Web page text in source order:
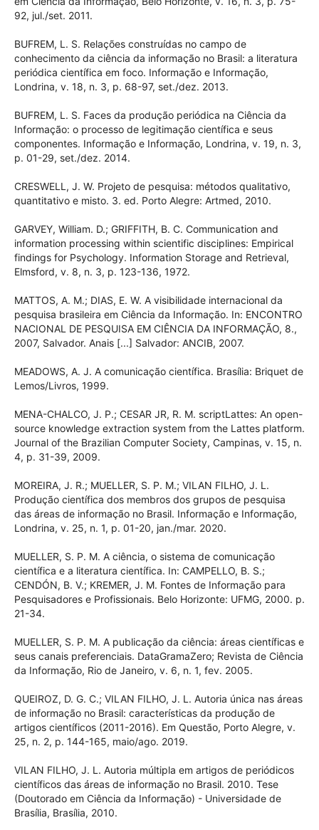
ARBOIT, A. E.; BUFREM, L. S.; GONZÁLEZ, J. A. M. A produção
reflexo de institucionalização científica. Perspectivas em
Ciência da Informação, Belo Horizonte, v. 16, n. 3, p. 75-92,
jul./set. 2011.
conhecimento da ciência da informação no Brasil: a
literatura periódica científica em foco. Informação e
Informação, Londrina, v. 18, n. 3, p. 68-97, set./dez. 2013.
Informação: o processo de legitimação científica e seus
componentes. Informação e Informação, Londrina, v. 19, n.
CRESWELL, J. W. Projeto de pesquisa: métodos qualitativo,
quantitativo e misto. 3. ed. Porto Alegre: Artmed, 2010.
information processing within scientific disciplines:
Empirical findings for Psychology. Information Storage and
Retrieval, Elmsford, v. 8, n. 3, p. 123-136, 1972.
pesquisa brasileira em Ciência da Informação. In:
ENCONTRO NACIONAL DE PESQUISA EM CIÊNCIA DA
2007.
MEADOWS, A. J. A comunicação científica. Brasília: Briquet
de Lemos/Livros, 1999.
MENA-CHALCO, J. P.; CESAR JR, R. M. scriptLattes: An open-
source knowledge extraction system from the Lattes
platform. Journal of the Brazilian Computer Society,
Campinas, v. 15, n. 4, p. 31-39, 2009.
MOREIRA, J. R.; MUELLER, S. P. M.; VILAN FILHO, J. L.
Produção científica dos membros dos grupos de pesquisa
das áreas de informação no Brasil. Informação e
Informação, Londrina, v. 25, n. 1, p. 01-20, jan./mar. 2020.
científica e a literatura científica. In: CAMPELLO, B. S.;
CENDÓN, B. V.; KREMER, J. M. Fontes de Informação para
Pesquisadores e Profissionais. Belo Horizonte: UFMG, 2000.
MUELLER, S. P. M. A publicação da ciência: áreas científicas
e seus canais preferenciais. DataGramaZero; Revista de
Ciência da Informação, Rio de Janeiro, v. 6, n. 1, fev. 2005.
QUEIROZ, D. G. C.; VILAN FILHO, J. L. Autoria única nas áreas
de informação no Brasil: características da produção de
artigos científicos (2011-2016). Em Questão, Porto Alegre, v.
25, n. 2, p. 144-165, maio/ago. 2019.